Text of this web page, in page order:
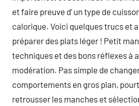
et faire preuve d’ un type de
calorique. Voici quelques trucs et
préparer des plats léger ! Petit
techniques et des bons réflexes à
modération. Pas simple de
comportements en gros plan,
retrousser les manches et